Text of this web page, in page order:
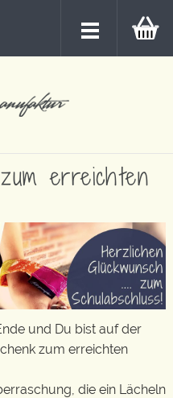
erreichten
und Du bist auf der
zum erreichten
die ein Lächeln